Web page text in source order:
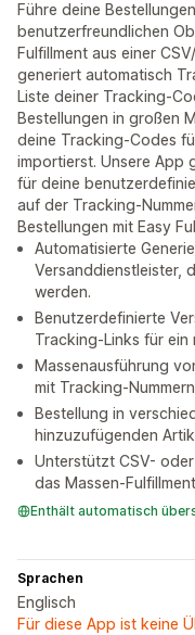
Führe deine
benutzerfreundlichen
Fulfillment aus einer
generiert automatisch
Liste deiner Tracking-
Bestellungen in großen
deine Tracking-Codes
importierst. Unsere App
für deine
auf der Tracking-
Bestellungen mit Easy
Automatisierte
Versanddienstleister,
werden.
Benutzerdefinierte
Tracking-Links für ein
Massenausführung
mit Tracking-
Bestellung in
hinzuzufügenden
Unterstützt CSV-
das Massen-
Enthält automatisch
Sprachen
Englisch
Für diese App ist keine